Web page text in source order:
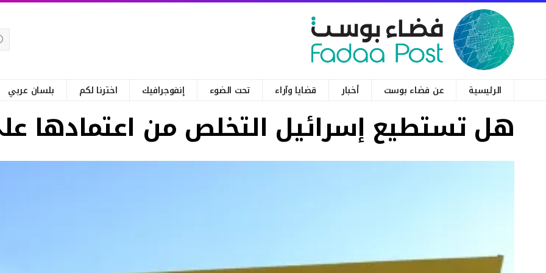
الرئيسية عن فضاء بوست أخبار قضايا وآراء تحت الضوء إنفوجرافيك اخترنا لكم بلسان عربي
هل تستطيع إسرائيل التخلص من اعتمادها